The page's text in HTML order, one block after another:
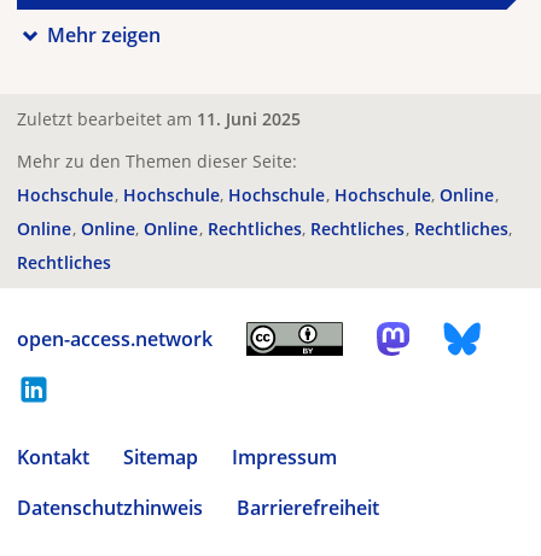
Mehr zeigen
Zuletzt bearbeitet am 11. Juni 2025
Mehr zu den Themen dieser Seite:
Hochschule Hochschule Hochschule Hochschule Online
Online Online Online Rechtliches Rechtliches Rechtliches
Rechtliches
open-access.network
Kontakt Sitemap
Impressum
Datenschutzhinweis
Barrierefreiheit